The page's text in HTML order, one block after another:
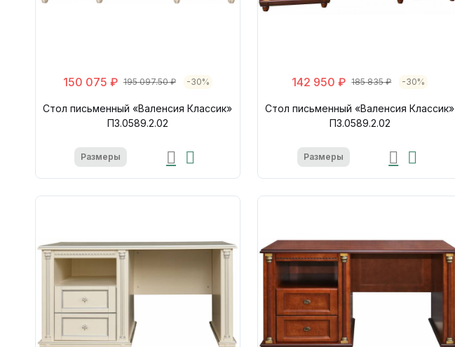
150 075 ₽ 195 097.50 ₽ -30%
Стол письменный «Валенсия Классик»
П3.0589.2.02
Размеры
142 950 ₽ 185 835 ₽ -30%
Стол письменный «Валенсия Классик»
П3.0589.2.02
Размеры